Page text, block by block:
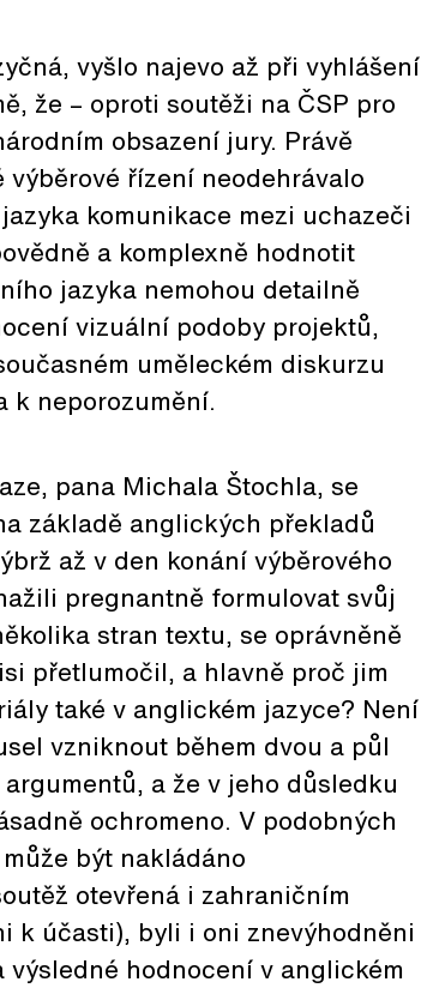
vyšlo najevo až při vyhlášení
že – oproti soutěži na ČSP pro
obsazení jury. Právě
řízení neodehrávalo
komunikace mezi uchazeči
a komplexně hodnotit
jazyka nemohou detailně
vizuální podoby projektů,
uměleckém diskurzu
k neporozumění.
pana Michala Štochla, se
základě anglických překladů
až v den konání výběrového
pregnantně formulovat svůj
stran textu, se oprávněně
přetlumočil, a hlavně proč jim
také v anglickém jazyce? Není
vzniknout během dvou a půl
a že v jeho důsledku
ochromeno. V podobných
být nakládáno
otevřená i zahraničním
k účasti), byli i oni znevýhodněni
hodnocení v anglickém